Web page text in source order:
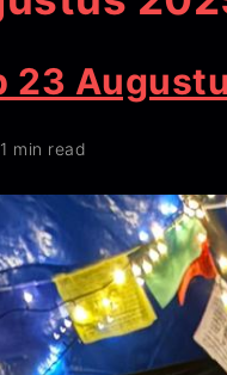
23
1 min read